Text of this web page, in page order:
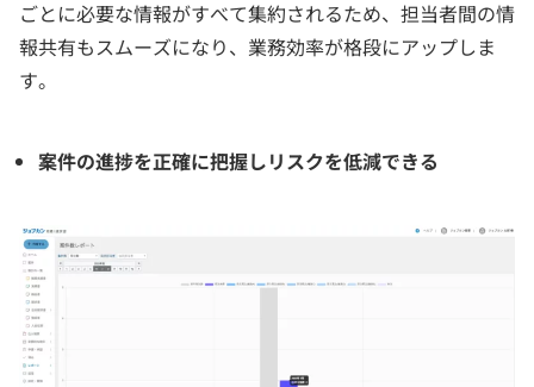
ごとに必要な情報がすべて集約されるため、担当者間の情
報共有もスムーズになり、業務効率が格段にアップしま
す。
案件の進捗を正確に把握しリスクを低減できる